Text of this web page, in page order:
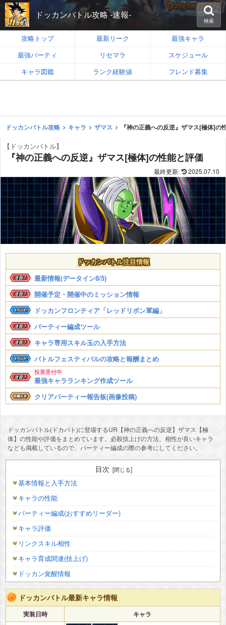
ドッカンバトル攻略 -速報-
検索
攻略トップ 最新リーク
最強キャラ
最強パーティ
リセマラ
スケジュール
キャラ図鑑
ランク経験値 フレンド募集
ドッカンバトル攻略 キャラ ザマス 『神の正義への反逆』ザマス[極体]の
【ドッカンバトル】
『神の正義への反逆』ザマス[極体]の性能と評価
2025.07.10
ドッカンバトル注目情報
最新情報(データイン8/5)
開催予定・開催中のミッション情報
ドッカンフロンティア「レッドリボン軍編」
パーティー編成ツール
キャラ専用スキル玉の入手方法
バトルフェスティバルの攻略と報酬まとめ
投票受付中
最強キャラランキング作成ツール
クリアパーティー報告板(画像投稿)
ドッカンバトル(ドカバト)に登場するUR【神の正義への反逆】ザマス【極
体】の性能や評価をまとめています。必殺技上げの方法、相性が良いキャラ
なども掲載しているので、パーティー編成の際の参考にしてください。
目次
基本情報と入手方法
キャラの性能
パーティー編成(おすすめリーダー)
キャラ評価
リンクスキル相性
キャラ育成関連(技上げ)
ドッカン覚醒情報
ドッカンバトル最新キャラ情報
実装日時 キャラ